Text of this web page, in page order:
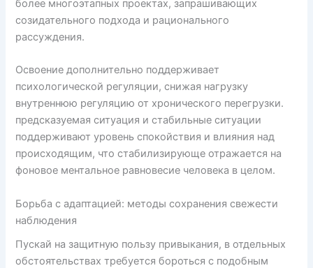
более многоэтапных проектах, запрашивающих
созидательного подхода и рационального
рассуждения.
Освоение дополнительно поддерживает
психологической регуляции, снижая нагрузку
внутреннюю регуляцию от хронического перегрузки.
предсказуемая ситуация и стабильные ситуации
поддерживают уровень спокойствия и влияния над
происходящим, что стабилизирующе отражается на
фоновое ментальное равновесие человека в целом.
Борьба с адаптацией: методы сохранения свежести
наблюдения
Пускай на защитную пользу привыкания, в отдельных
обстоятельствах требуется бороться с подобным